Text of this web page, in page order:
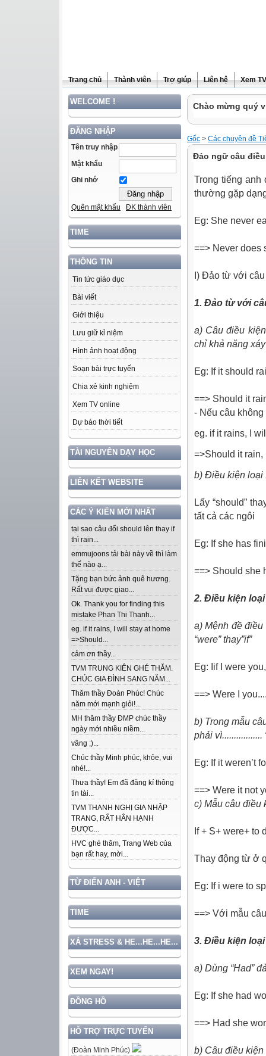
Trang chủ Thành viên Trợ giúp Liên hệ Xem TV
WELCOME !
ĐĂNG NHẬP
Tên truy nhập
Mật khẩu
Ghi nhớ
Quên mật khẩu ĐK thành viên
TIME
THÔNG TIN
Tin tức giáo dục
Bài viết
Giới thiệu
Lưu giữ kỉ niệm
Hình ảnh hoạt động
Soạn bài trực tuyến
Chia xẻ kinh nghiệm
Xem TV online
Dự báo thời tiết
TÀI NGUYÊN DẠY HỌC
LIÊN KẾT WEBSITE
CÁC Ý KIẾN MỚI NHẤT
tại sao câu đổi should lên thay if
thì rain...
emmujoons tải bài này về thì làm
thế nào ạ...
Tặng bạn bức ảnh quê hương.
Rất vui được giao...
Ok. Thank you for finding this
mistake Phan Thi Thanh...
eg. if it rains, I will stay at home
=>Should...
cảm ơn thầy...
TVM TRUNG KIÊN GHÉ THĂM.
CHÚC GIA ĐÌNH SANG NĂM...
Thăm thầy Đoàn Phúc! Chúc
năm mới mạnh giỏi!...
MH thăm thầy ĐMP chúc thầy
ngày mới nhiều niềm...
vâng ;)...
Chúc thầy Minh phúc, khỏe, vui
nhé!...
Thưa thầy! Em đã đăng kí thông
tin tài...
TVM THANH NGHỊ GIA NHẬP
TRANG, RẤT HÂN HẠNH
ĐƯỢC...
HVC ghé thăm, Trang Web của
bạn rất hay, mời...
TỪ ĐIỂN ANH - VIỆT
TIME
XẢ STRESS & HE...HE...HE...
XEM NGAY!
ĐỒNG HỒ
HỖ TRỢ TRỰC TUYẾN
(Đoàn Minh Phúc)
Chào mừng quý
Gốc > Các chuyên đề
Đảo ngữ câu
Trong tiếng
thường gặp
Eg: She never
==> Never does
I) Đảo từ với
1. Đảo từ với
a) Câu điều
chỉ khả năng
Eg: If it should
==> Should it
- Nếu câu
eg. if it rains, I
=>Should it rain,
b) Điều kiện loại
Lấy “should”
tất cả các ngôi
Eg: If she has
==> Should she
2. Điều kiện loại
a) Mệnh đề điều
“were” thay”if”
Eg: Iif I were
==> Were I
b) Trong mẫu
phải vì.................
Eg: If it weren’t
==> Were it not
c) Mẫu câu điều
If + S+ were+ to
Thay động từ ở
Eg: If i were to
==> Với mẫu
3. Điều kiện loại
a) Dùng “Had”
Eg: If she had
==> Had she
b) Câu điều kiện